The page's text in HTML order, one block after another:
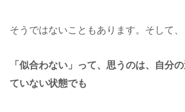
そうではないこともあります。そして、
「似合わない」って、思うのは、自分
ていない状態でも